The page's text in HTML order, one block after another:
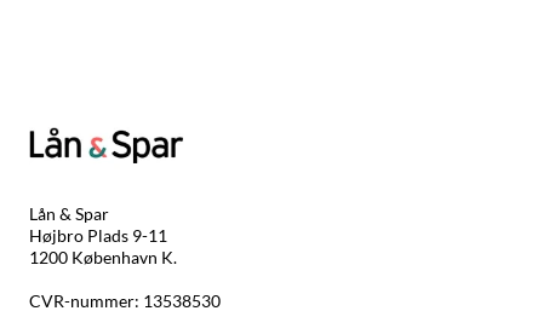
Lån & Spar
Højbro Plads 9-11
1200 København K.
CVR-nummer: 13538530